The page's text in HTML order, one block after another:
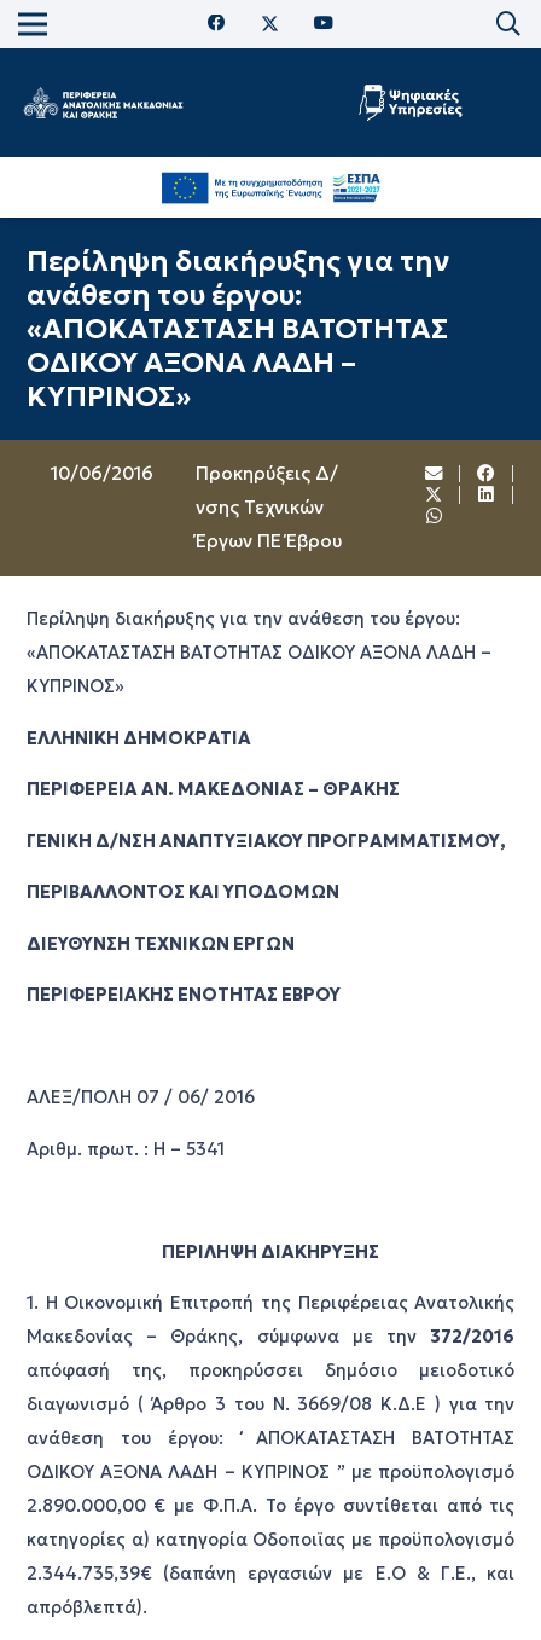
Περίληψη διακήρυξης για την
ανάθεση του έργου:
«ΑΠΟΚΑΤΑΣΤΑΣΗ ΒΑΤΟΤΗΤΑΣ
ΟΔΙΚΟΥ ΑΞΟΝΑ ΛΑΔΗ –
ΚΥΠΡΙΝΟΣ»
10/06/2016
Προκηρύξεις Δ/
νσης Τεχνικών
Έργων ΠΕ Έβρου
Περίληψη διακήρυξης για την ανάθεση του έργου:
«ΑΠΟΚΑΤΑΣΤΑΣΗ ΒΑΤΟΤΗΤΑΣ ΟΔΙΚΟΥ ΑΞΟΝΑ ΛΑΔΗ –
ΚΥΠΡΙΝΟΣ»
ΕΛΛΗΝΙΚΗ ΔΗΜΟΚΡΑΤΙΑ
ΠΕΡΙΦΕΡΕΙΑ ΑΝ. ΜΑΚΕΔΟΝΙΑΣ – ΘΡΑΚΗΣ
ΓΕΝΙΚΗ Δ/ΝΣΗ ΑΝΑΠΤΥΞΙΑΚΟΥ ΠΡΟΓΡΑΜΜΑΤΙΣΜΟΥ,
ΠΕΡΙΒΑΛΛΟΝΤΟΣ ΚΑΙ ΥΠΟΔΟΜΩΝ
ΔΙΕΥΘΥΝΣΗ ΤΕΧΝΙΚΩΝ ΕΡΓΩΝ
ΠΕΡΙΦΕΡΕΙΑΚΗΣ ΕΝΟΤΗΤΑΣ ΕΒΡΟΥ
ΑΛΕΞ/ΠΟΛΗ 07 / 06/ 2016
Αριθμ. πρωτ. : Η – 5341
ΠΕΡΙΛΗΨΗ ΔΙΑΚΗΡΥΞΗΣ
1. Η Οικονομική Επιτροπή της Περιφέρειας Ανατολικής
Μακεδονίας – Θράκης, σύμφωνα με την 372/2016
απόφασή της, προκηρύσσει δημόσιο μειοδοτικό
διαγωνισμό ( Άρθρο 3 του Ν. 3669/08 Κ.Δ.Ε ) για την
ανάθεση του έργου: ΄΄ ΑΠΟΚΑΤΑΣΤΑΣΗ ΒΑΤΟΤΗΤΑΣ
ΟΔΙΚΟΥ ΑΞΟΝΑ ΛΑΔΗ – ΚΥΠΡΙΝΟΣ ” με προϋπολογισμό
2.890.000,00 € με Φ.Π.Α. Το έργο συντίθεται από τις
κατηγορίες α) κατηγορία Οδοποιϊας με προϋπολογισμό
2.344.735,39€ (δαπάνη εργασιών με Ε.Ο & Γ.Ε., και
απρόβλεπτά).